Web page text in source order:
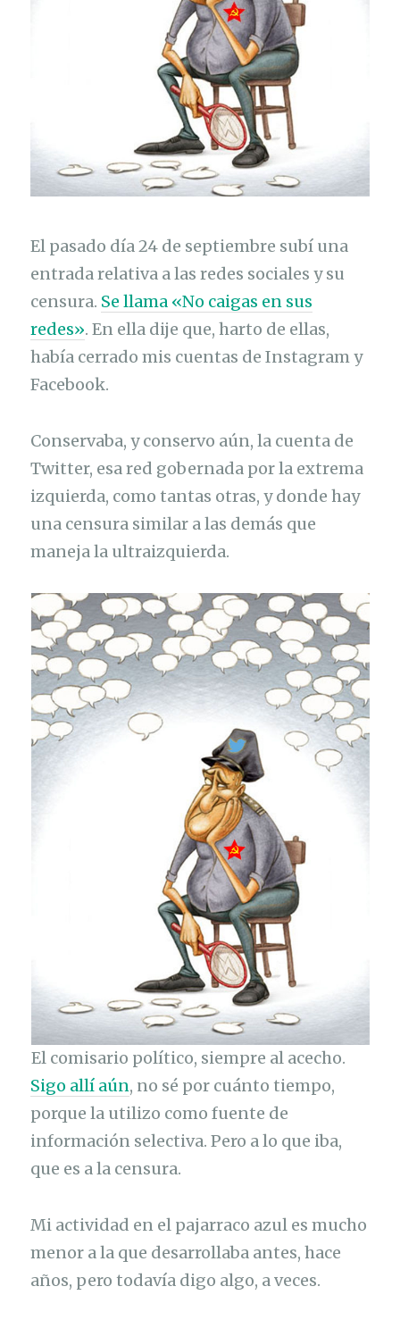
El pasado día 24 de septiembre subí una
entrada relativa a las redes sociales y su
censura. Se llama «No caigas en sus
redes». En ella dije que, harto de ellas,
había cerrado mis cuentas de Instagram y
Facebook.
Conservaba, y conservo aún, la cuenta de
Twitter, esa red gobernada por la extrema
izquierda, como tantas otras, y donde hay
una censura similar a las demás que
maneja la ultraizquierda.
El comisario político, siempre al acecho.
Sigo allí aún, no sé por cuánto tiempo,
porque la utilizo como fuente de
información selectiva. Pero a lo que iba,
que es a la censura.
Mi actividad en el pajarraco azul es mucho
menor a la que desarrollaba antes, hace
años, pero todavía digo algo, a veces.